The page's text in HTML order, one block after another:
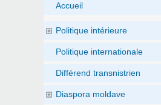
Accueil
Politique intérieure
Politique internationale
Différend transnistrien
Diaspora moldave